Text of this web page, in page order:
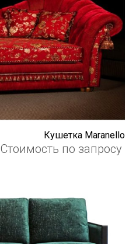
Кушетка Maranello
Стоимость по запросу